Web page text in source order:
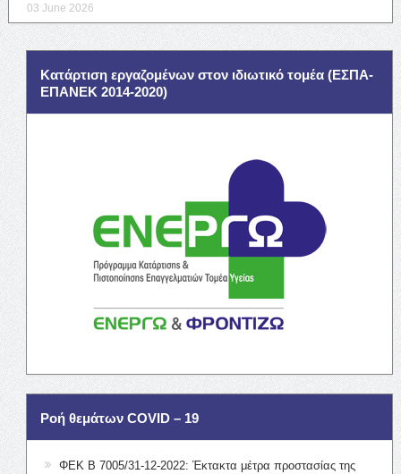
03 June 2026
Κατάρτιση εργαζομένων στον ιδιωτικό τομέα (ΕΣΠΑ-
ΕΠΑΝΕΚ 2014-2020)
Ροή θεμάτων COVID – 19
ΦΕΚ Β 7005/31-12-2022: Έκτακτα μέτρα προστασίας της